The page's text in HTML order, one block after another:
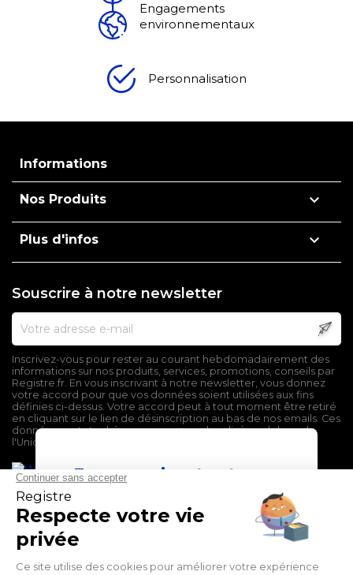
Engagements
environnementaux
Personnalisation
Informations
Nos Produits 
Plus d'infos 
Souscrire à notre newsletter
Inscrivez-vous pour rester au courant hebdomadairement des
informations sur nos produits, services, promotions, conseils par
Registre.fr. En vous inscrivant à notre newsletter, vous donnez
votre accord pour que vos données soient utilisées aux fins
définies ci-dessus. Votre accord peut à tout moment être retiré
en cliquant sur le lien de désinscription au bas de nos emails. Ces
données sont stockées sur un serveur localisé en dehors de
l'Union Européenne.
En poursuivant votre
navigation sur ce site,
vous devez accepter
l’utilisation et l'écriture
de Cookies.